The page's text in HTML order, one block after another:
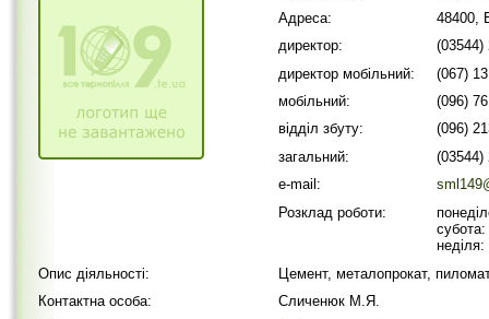
Адреса:
48400,
директор:
(03544)
директор мобільний:
(067)
мобільний:
(096)
відділ збуту:
(096)
загальний:
(03544)
e-mail:
Розклад роботи:
неділя:
Опис діяльності:
Цемент, металопрокат,
Контактна особа:
Сличенюк М.Я.